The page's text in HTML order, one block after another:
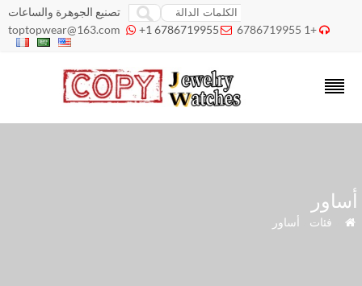
تصنيع الجوهرة والساعات
+1 6786719955

toptopwear@163.com  +1 6786719955
»فئات»أساور